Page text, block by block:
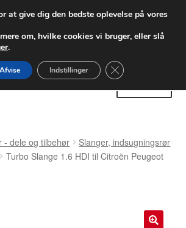
fra 55 kr.
forsendelse
72 02
- dele og tilbehør
Slanger, indsugningsrør
Turbo Slange 1.6 HDI til Citroën Peugeot
at give dig den bedste oplevelse på vores
om, hvilke cookies vi bruger, eller slå
.
Afvise Indstillinger Close GDPR